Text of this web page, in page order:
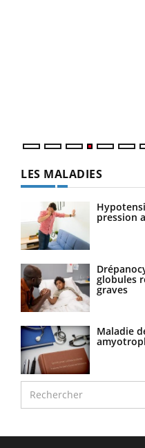
LES MALADIES
pression
globules
graves
Maladie